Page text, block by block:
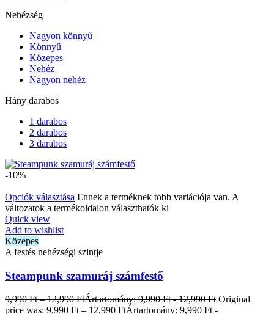
Nehézség
Nagyon könnyű
Könnyű
Közepes
Nehéz
Nagyon nehéz
Hány darabos
1 darabos
2 darabos
3 darabos
-10%
Opciók választása Ennek a terméknek több variációja van. A
változatok a termékoldalon választhatók ki
Quick view
Add to wishlist
Közepes
A festés nehézségi szintje
Steampunk szamuráj számfestő
9,990Ft – 12,990FtÁrtartomány: 9,990 Ft - 12,990 Ft Original
price was: 9,990 Ft – 12,990 FtÁrtartomány: 9,990 Ft -